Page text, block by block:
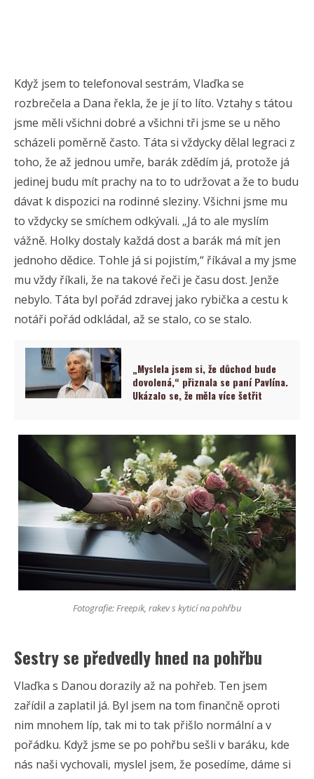
Když jsem to telefonoval sestrám, Vlaďka se
rozbrečela a Dana řekla, že je jí to líto. Vztahy s tátou
jsme měli všichni dobré a všichni tři jsme se u něho
scházeli poměrně často. Táta si vždycky dělal legraci z
toho, že až jednou umře, barák zdědím já, protože já
jedinej budu mít prachy na to to udržovat a že to budu
dávat k dispozici na rodinné sleziny. Všichni jsme mu
to vždycky se smíchem odkývali. „Já to ale myslím
vážně. Holky dostaly každá dost a barák má mít jen
jednoho dědice. Tohle já si pojistím,“ říkával a my jsme
mu vždy říkali, že na takové řeči je času dost. Jenže
nebylo. Táta byl pořád zdravej jako rybička a cestu k
notáři pořád odkládal, až se stalo, co se stalo.
„Myslela jsem si, že důchod bude
dovolená,“ přiznala se paní Pavlína.
Ukázalo se, že měla více šetřit
Fotografie: Freepik, rakev s kyticí na pohřbu
Sestry se předvedly hned na pohřbu
Vlaďka s Danou dorazily až na pohřeb. Ten jsem
zařídil a zaplatil já. Byl jsem na tom finančně oproti
nim mnohem líp, tak mi to tak přišlo normální a v
pořádku. Když jsme se po pohřbu sešli v baráku, kde
nás naši vychovali, myslel jsem, že posedíme, dáme si